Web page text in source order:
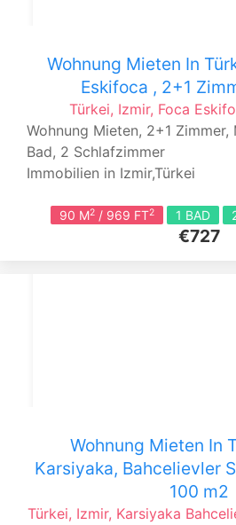
Wohnung Mieten In
Eskifoca , 2+1
Türkei, Izmir, Foca
Wohnung Mieten, 2+1
Bad, 2 Schlafzimmer
Immobilien in Izmir,Türkei
90 M2/ 969 FT2 1 BAD
€727
Wohnung Mieten In
Karsiyaka, Bahcelievler
100 m2
Türkei, Izmir, Karsiyaka